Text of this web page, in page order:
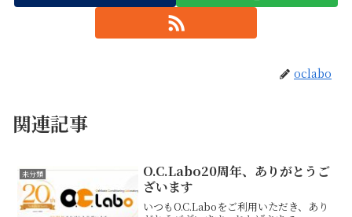
oclabo
関連記事
未分類
O.C.Labo20周年、ありがとうご
ざいます
いつもO.C.Laboをご利用いただき、あり